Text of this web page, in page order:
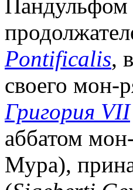
Пандульфом
Pontificalis,
своего мон-
Григория VII
аббатом
Мура),